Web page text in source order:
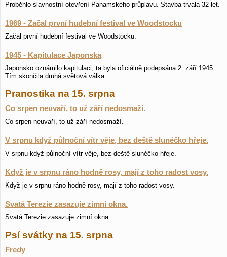
Proběhlo slavnostní otevření Panamského průplavu. Stavba trvala 32 let.
1969 - Začal první hudební festival ve Woodstocku
Začal první hudební festival ve Woodstocku.
1945 - Kapitulace Japonska
Japonsko oznámilo kapitulaci, ta byla oficiálně podepsána 2. září 1945.
Tím skončila druhá světová válka. …
Pranostika na 15. srpna
Co srpen neuvaří, to už září nedosmaží.
Co srpen neuvaří, to už září nedosmaží.
V srpnu když půlnoční vítr věje, bez deště slunéčko hřeje.
V srpnu když půlnoční vítr věje, bez deště slunéčko hřeje.
Když je v srpnu ráno hodně rosy, mají z toho radost vosy.
Když je v srpnu ráno hodně rosy, mají z toho radost vosy.
Svatá Terezie zasazuje zimní okna.
Svatá Terezie zasazuje zimní okna.
Psí svátky na 15. srpna
Fredy